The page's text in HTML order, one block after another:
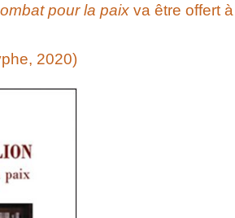
pour la paix va être offert à
2020)